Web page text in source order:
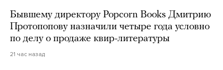
Бывшему директору Popcorn Books Дмитрию
Протопопову назначили четыре года условно
по делу о продаже квир-литературы
21 час назад